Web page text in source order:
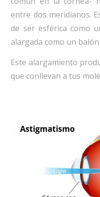
entre dos meridianos.
de ser esférica como
alargada como un
Este alargamiento
que conllevan a tus